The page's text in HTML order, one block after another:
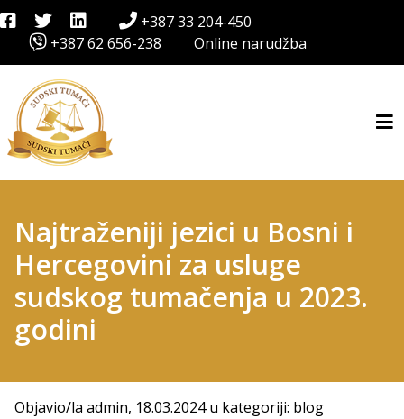
+387 33 204-450
+387 62 656-238
Online narudžba
Najtraženiji jezici u Bosni i
Hercegovini za usluge
sudskog tumačenja u 2023.
godini
Objavio/la admin, 18.03.2024u kategoriji: blog